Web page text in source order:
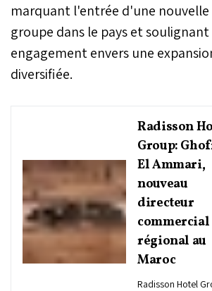
marquant l'entrée d'une nouvelle
groupe dans le pays et
engagement envers une
diversifiée.
Radisson
Group:
El Ammari,
nouveau
directeur
commercial
régional au
Maroc
Radisson Hotel